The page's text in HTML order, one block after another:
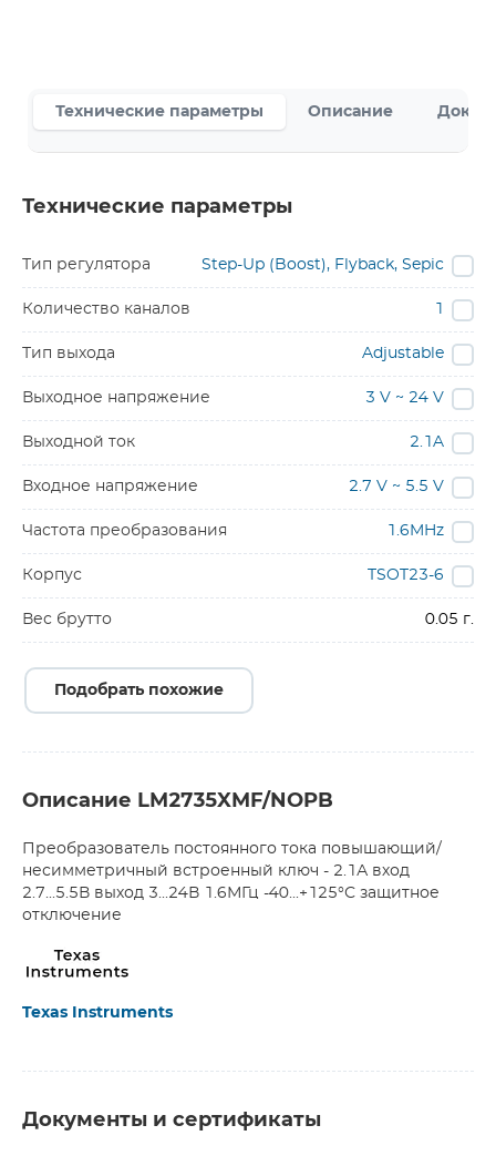
Технические параметры Описание
Технические параметры
Тип регулятора Step-Up (Boost), Flyback, Sepic
Количество каналов
Тип выхода Adjustable
Выходное напряжение 3 V ~ 24 V
Выходной ток 2.1A
Входное напряжение 2.7 V ~ 5.5 V
Частота преобразования 1.6MHz
Корпус TSOT23-6
Вес брутто 0.05 г.
Подобрать похожие
Описание LM2735XMF/NOPB
Преобразователь постоянного тока повышающий/
несимметричный встроенный ключ - 2.1А вход
2.7...5.5В выход 3...24В 1.6МГц -40...+125°С защитное
отключение
Texas Instruments
Документы и сертификаты